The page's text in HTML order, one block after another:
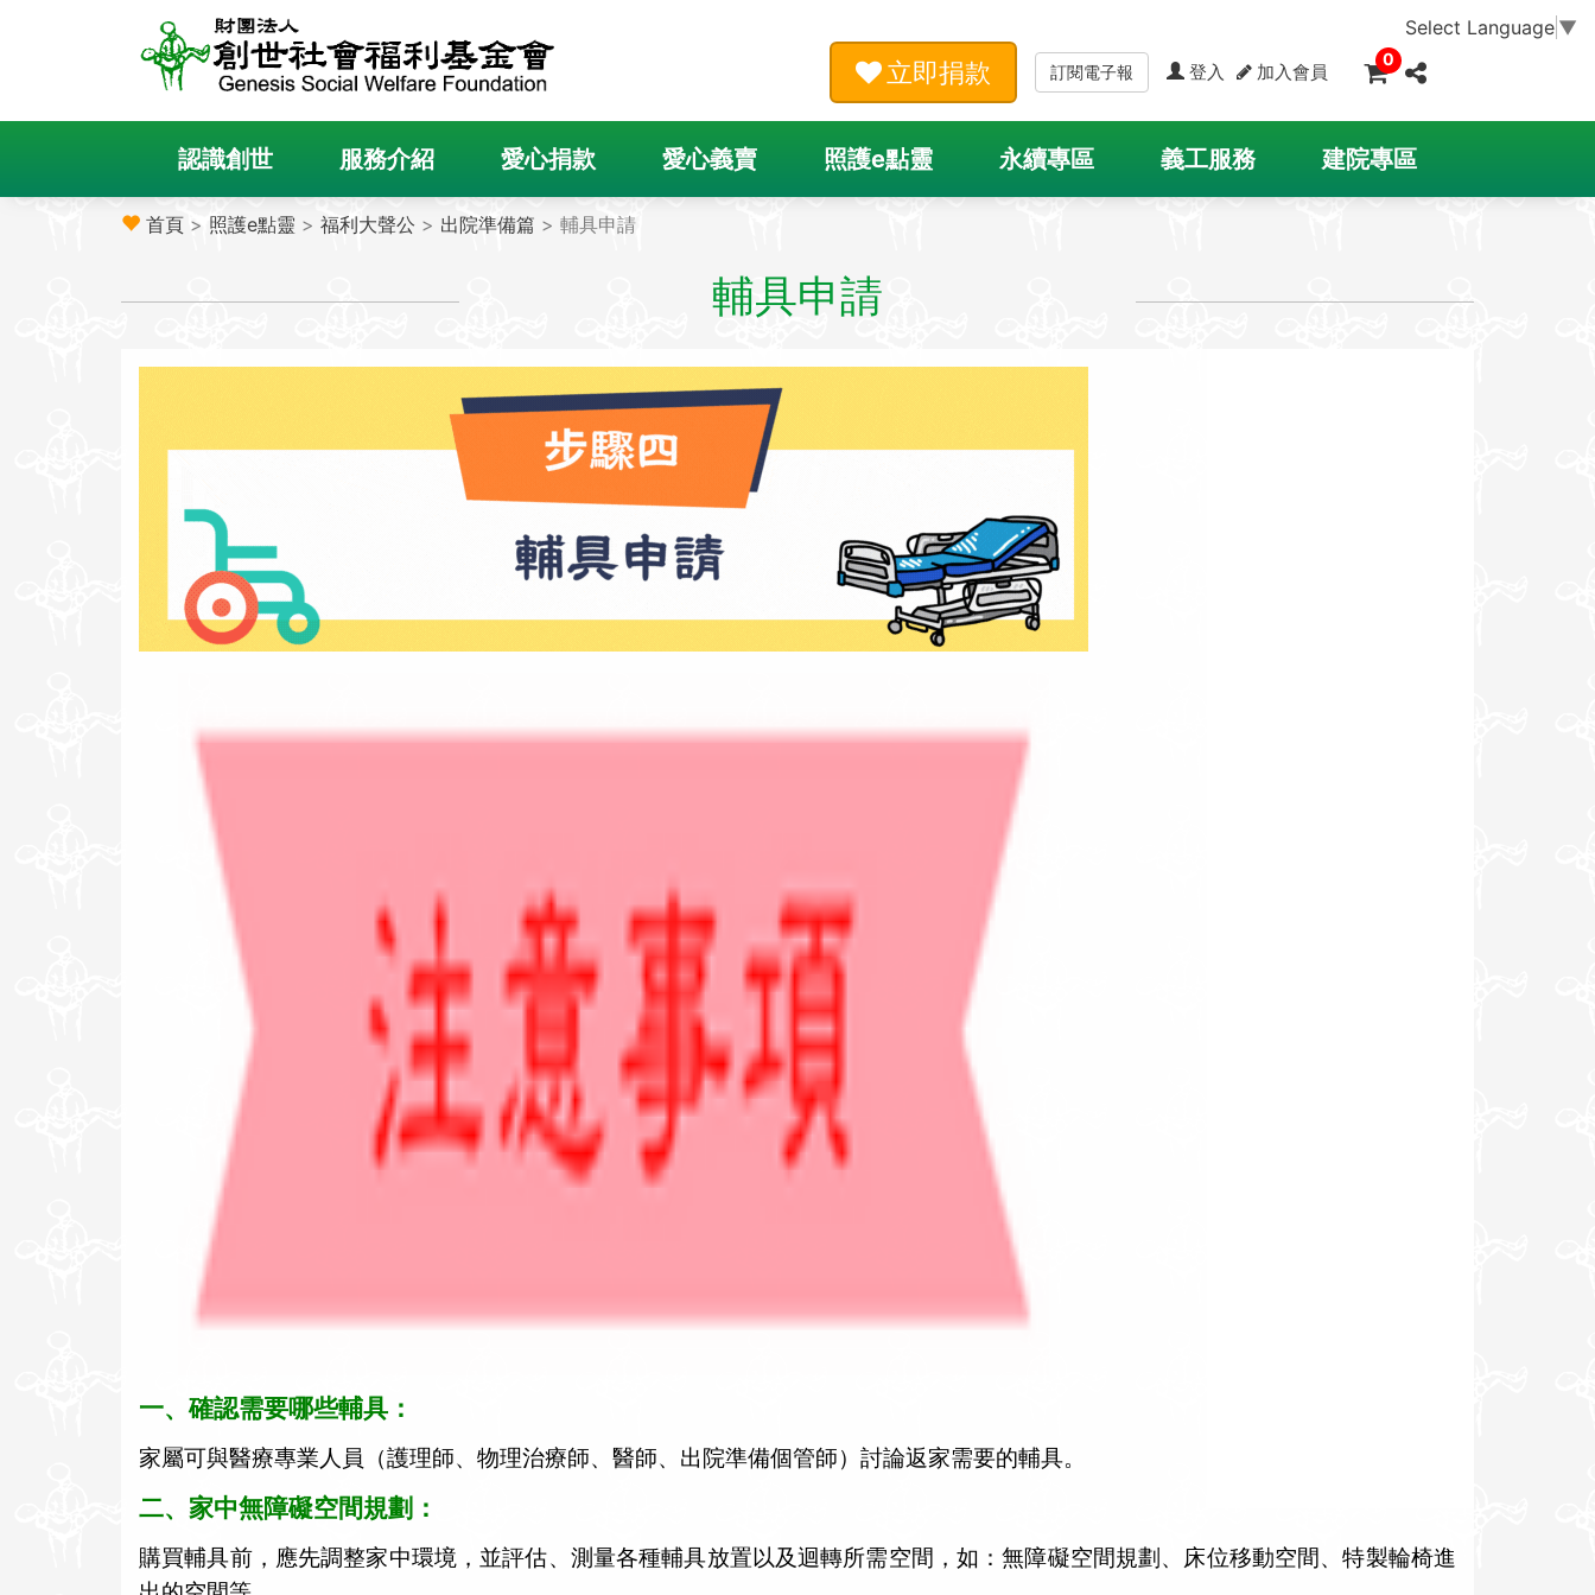
Select Language ▼
立即捐款 訂閱電子報 登入 加入會員
0
認識創世 服務介紹 愛心捐款 愛心義賣 照護e點靈 永續專區 義工服務 建院專區
首頁 > 照護e點靈 > 福利大聲公 > 出院準備篇 > 輔具申請
輔具申請
一、確認需要哪些輔具：
家屬可與醫療專業人員（護理師、物理治療師、醫師、出院準備個管師）討論返家需要的輔具。
二、家中無障礙空間規劃：
購買輔具前，應先調整家中環境，並評估、測量各種輔具放置以及迴轉所需空間，如：無障礙空間規劃、床位移動空間、特製輪椅進